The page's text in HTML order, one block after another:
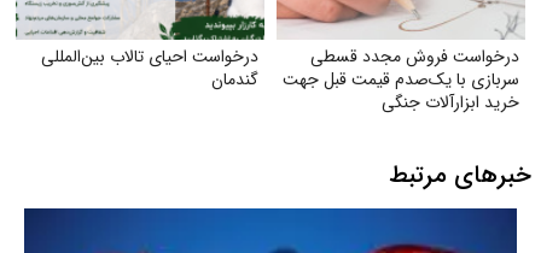
درخواست فروش مجدد قسطی
سربازی با یک‌صدم قیمت قبل جهت
خرید ابزارآلات جنگی
درخواست احیای تالاب بین‌المللی
گندمان
خبرهای مرتبط